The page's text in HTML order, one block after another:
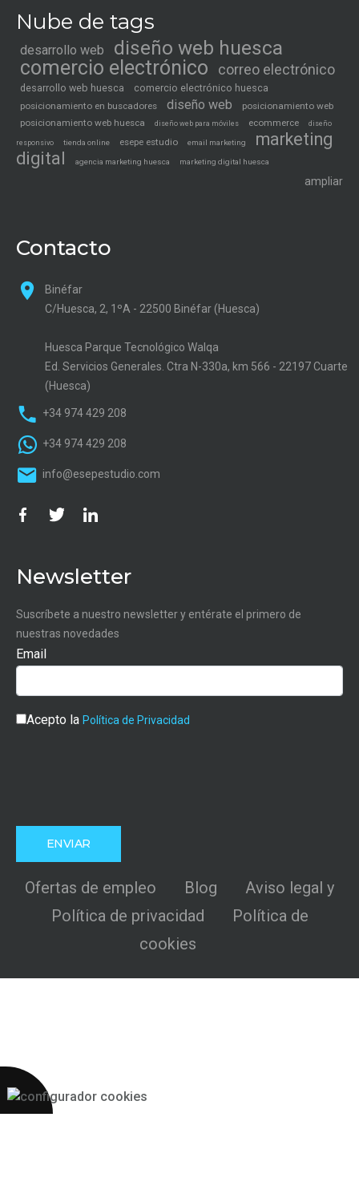
Nube de tags
desarrollo web
diseño web huesca
comercio electrónico
correo electrónico
desarrollo web huesca comercio electrónico huesca
posicionamiento en buscadores diseño web
posicionamiento web
posicionamiento web huesca
diseño web para móviles ecommerce diseño
responsivo tienda online esepe estudio email marketing
marketing
digital
agencia marketing huesca marketing digital huesca
ampliar
Contacto
Binéfar
C/Huesca, 2, 1ºA - 22500 Binéfar (Huesca)
Huesca Parque Tecnológico Walqa
Ed. Servicios Generales. Ctra N-330a, km 566 - 22197 Cuarte
(Huesca)
+34 974 429 208
+34 974 429 208
info@esepestudio.com
Newsletter
Suscríbete a nuestro newsletter y entérate el primero de
nuestras novedades
Email
Acepto la Política de Privacidad
Ofertas de empleo Blog
Aviso legal y
Política de privacidad
Política de
cookies